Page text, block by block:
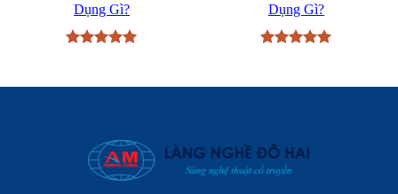
Dụng Gì?
sao
Dụng Gì?
sao